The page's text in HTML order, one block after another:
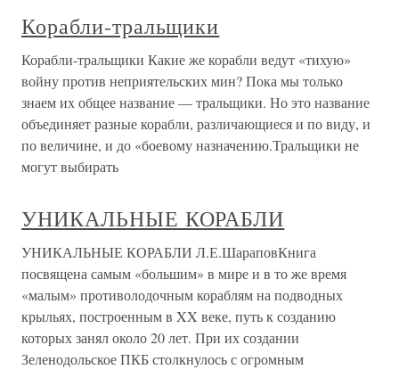
Корабли-тральщики
Корабли-тральщики Какие же корабли ведут «тихую»
войну против неприятельских мин? Пока мы только
знаем их общее название — тральщики. Но это название
объединяет разные корабли, различающиеся и по виду, и
по величине, и до «боевому назначению.Тральщики не
могут выбирать
УНИКАЛЬНЫЕ КОРАБЛИ
УНИКАЛЬНЫЕ КОРАБЛИ Л.Е.ШараповКнига
посвящена самым «большим» в мире и в то же время
«малым» противолодочным кораблям на подводных
крыльях, построенным в XX веке, путь к созданию
которых занял около 20 лет. При их создании
Зеленодольское ПКБ столкнулось с огромным